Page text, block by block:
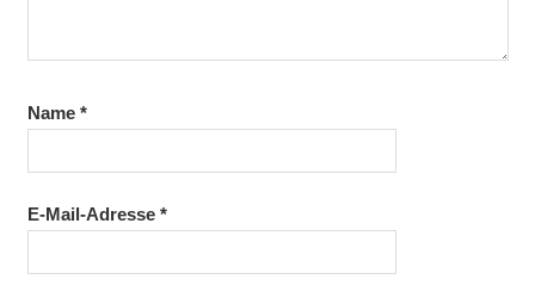
Name *
E-Mail-Adresse *